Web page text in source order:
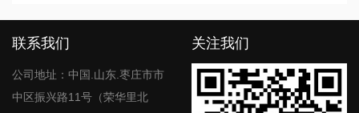
联系我们
公司地址：中国.山东.枣庄市市
中区振兴路11号（荣华里北
关注我们